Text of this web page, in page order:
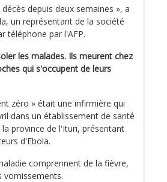
depuis deux semaines », a
un représentant de la société
téléphone par l'AFP.
les malades. Ils meurent chez
qui s'occupent de leurs
zéro » était une infirmière qui
dans un établissement de santé
province de l'Ituri, présentant
d'Ebola.
comprennent de la fièvre,
vomissements.